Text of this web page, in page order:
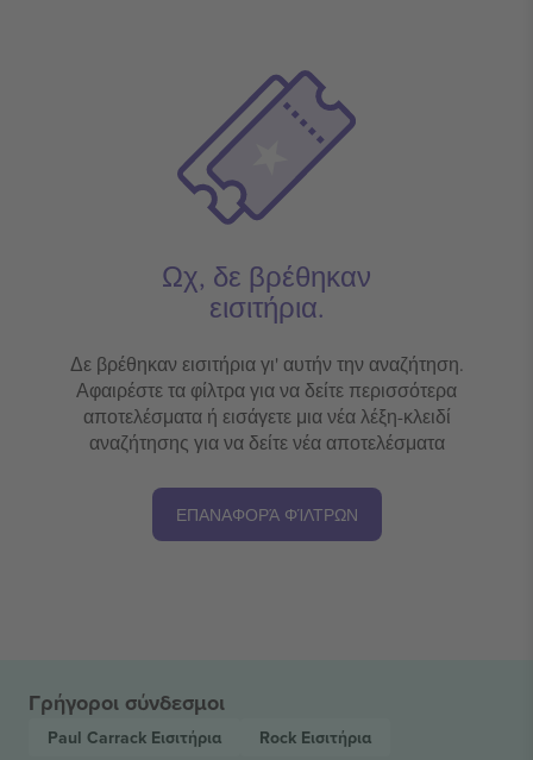
Ωχ, δε βρέθηκαν
εισιτήρια.
Δε βρέθηκαν εισιτήρια γι' αυτήν την αναζήτηση.
Αφαιρέστε τα φίλτρα για να δείτε περισσότερα
αποτελέσματα ή εισάγετε μια νέα λέξη-κλειδί
αναζήτησης για να δείτε νέα αποτελέσματα
ΕΠΑΝΑΦΟΡΆ ΦΊΛΤΡΩΝ
Γρήγοροι σύνδεσμοι
Paul Carrack Εισιτήρια Rock Εισιτήρια